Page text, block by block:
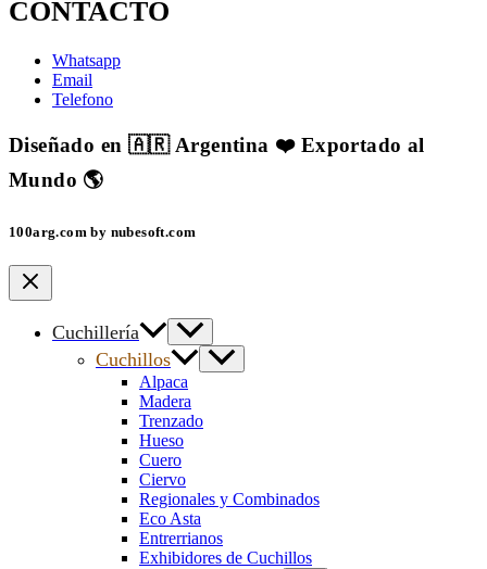
CONTACTO
Whatsapp
Email
Telefono
Diseñado en 🇦🇷 Argentina ❤️ Exportado al
Mundo 🌎
100arg.com by nubesoft.com
Cuchillería
Cuchillos
Alpaca
Madera
Trenzado
Hueso
Cuero
Ciervo
Regionales y Combinados
Eco Asta
Entrerrianos
Exhibidores de Cuchillos